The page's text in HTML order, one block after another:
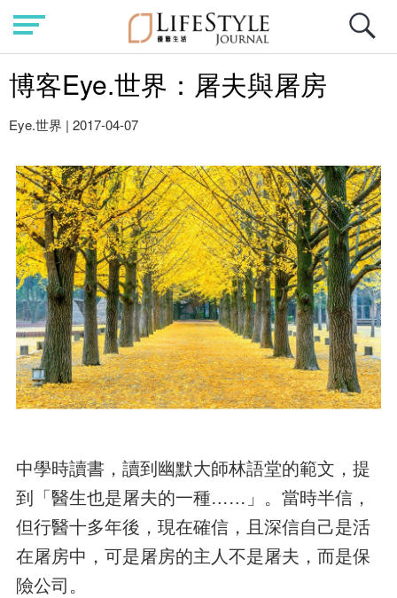
博客Eye.世界：屠夫與屠房
Eye.世界 | 2017-04-07
中學時讀書，讀到幽默大師林語堂的範文，提
到「醫生也是屠夫的一種……」。當時半信，
但行醫十多年後，現在確信，且深信自己是活
在屠房中，可是屠房的主人不是屠夫，而是保
險公司。